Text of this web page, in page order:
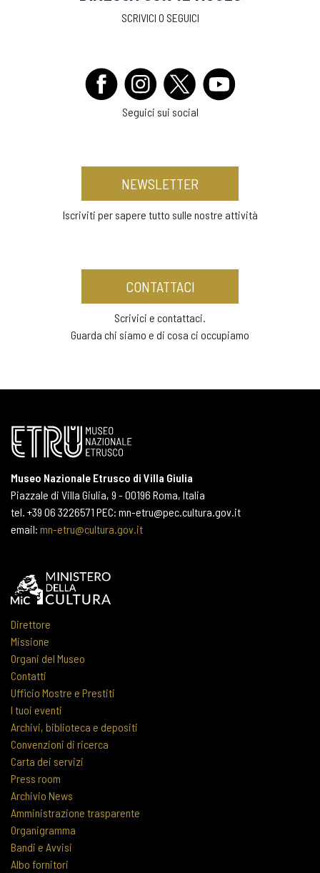
SCRIVICI O SEGUICI
Seguici sui social
NEWSLETTER
Iscriviti per sapere tutto sulle nostre attività
CONTATTACI
Scrivici e contattaci.
Guarda chi siamo e di cosa ci occupiamo
Museo Nazionale Etrusco di Villa Giulia
Piazzale di Villa Giulia, 9 - 00196 Roma, Italia
tel. +39 06 3226571 PEC: mn-etru@pec.cultura.gov.it
email: mn-etru@cultura.gov.it
Direttore
Missione
Organi del Museo
Contatti
Ufficio Mostre e Prestiti
I tuoi eventi
Archivi, biblioteca e depositi
Convenzioni di ricerca
Carta dei servizi
Press room
Archivio News
Amministrazione trasparente
Organigramma
Bandi e Avvisi
Albo fornitori